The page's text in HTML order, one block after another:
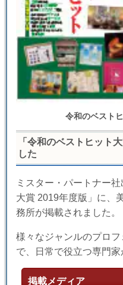
令和のベスト
「令和のベストヒット
した
ミスター・パートナー
大賞 2019年度版」に、
務所が掲載されました。
様々なジャンルのプロ
で、日常で役立つ専門家
掲載メディア